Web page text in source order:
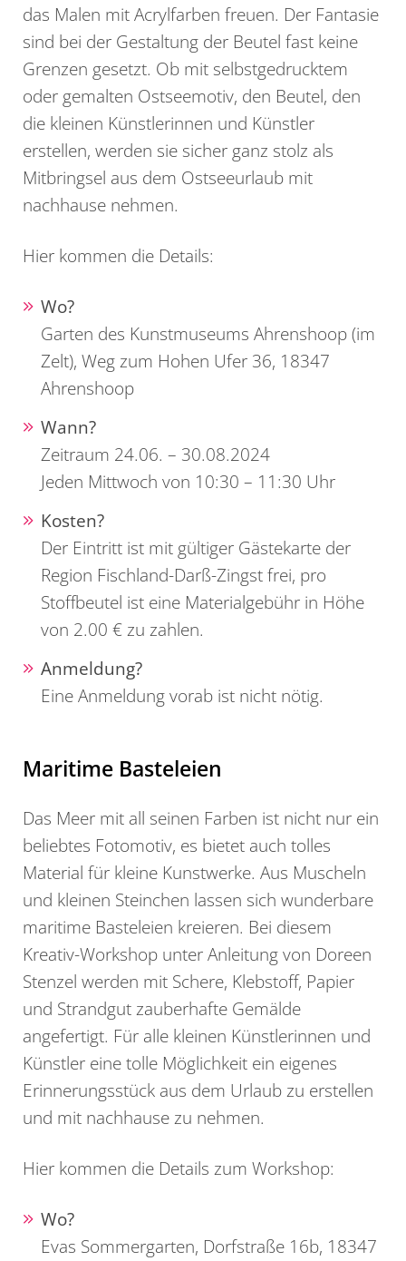
das Malen mit Acrylfarben freuen. Der Fantasie
sind bei der Gestaltung der Beutel fast keine
Grenzen gesetzt. Ob mit selbstgedrucktem
oder gemalten Ostseemotiv, den Beutel, den
die kleinen Künstlerinnen und Künstler
erstellen, werden sie sicher ganz stolz als
Mitbringsel aus dem Ostseeurlaub mit
nachhause nehmen.
Hier kommen die Details:
Wo?
Garten des Kunstmuseums Ahrenshoop (im
Zelt), Weg zum Hohen Ufer 36, 18347
Ahrenshoop
Wann?
Zeitraum 24.06. – 30.08.2024
Jeden Mittwoch von 10:30 – 11:30 Uhr
Kosten?
Der Eintritt ist mit gültiger Gästekarte der
Region Fischland-Darß-Zingst frei, pro
Stoffbeutel ist eine Materialgebühr in Höhe
von 2.00 € zu zahlen.
Anmeldung?
Eine Anmeldung vorab ist nicht nötig.
Maritime Basteleien
Das Meer mit all seinen Farben ist nicht nur ein
beliebtes Fotomotiv, es bietet auch tolles
Material für kleine Kunstwerke. Aus Muscheln
und kleinen Steinchen lassen sich wunderbare
maritime Basteleien kreieren. Bei diesem
Kreativ-Workshop unter Anleitung von Doreen
Stenzel werden mit Schere, Klebstoff, Papier
und Strandgut zauberhafte Gemälde
angefertigt. Für alle kleinen Künstlerinnen und
Künstler eine tolle Möglichkeit ein eigenes
Erinnerungsstück aus dem Urlaub zu erstellen
und mit nachhause zu nehmen.
Hier kommen die Details zum Workshop:
Wo?
Evas Sommergarten, Dorfstraße 16b, 18347